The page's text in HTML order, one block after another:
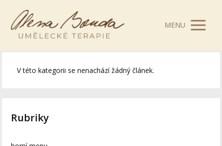
MENU
V této kategorii se nenachází žádný článek.
Rubriky